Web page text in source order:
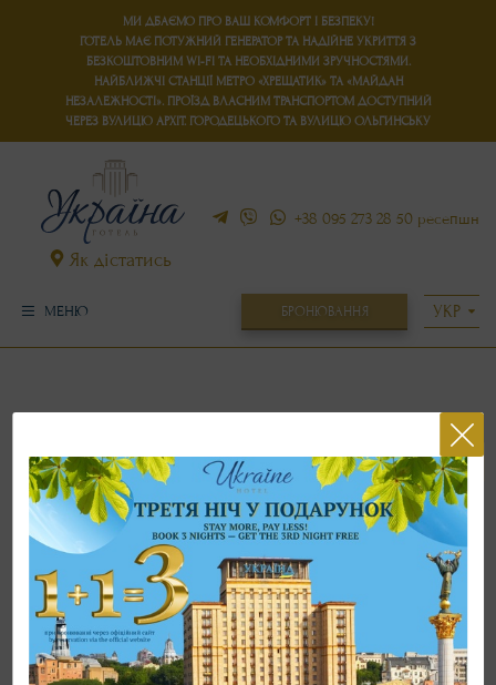
МИ ДБАЄМО ПРО ВАШ КОМФОРТ І БЕЗПЕКУ!
ГОТЕЛЬ МАЄ ПОТУЖНИЙ ГЕНЕРАТОРТА НАДІЙНЕ УКРИТТЯ З
БЕЗКОШТОВНИМ WI-FI ТА НЕОБХІДНИМИ ЗРУЧНОСТЯМИ.
НАЙБЛИЖЧІ СТАНЦІЇ МЕТРО «ХРЕЩАТИК» ТА «МАЙДАН
НЕЗАЛЕЖНОСТІ». ПРОЇЗД ВЛАСНИМ ТРАНСПОРТОМ ДОСТУПНИЙ
ЧЕРЕЗ ВУЛИЦЮ АРХІТ. ГОРОДЕЦЬКОГО ТА ВУЛИЦЮ ОЛЬГИНСЬКУ
Як дістатись
+38 095 273 28 50 ресепшн
МЕНЮ БРОНЮВАННЯ